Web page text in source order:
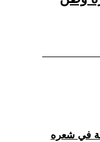
في شعره